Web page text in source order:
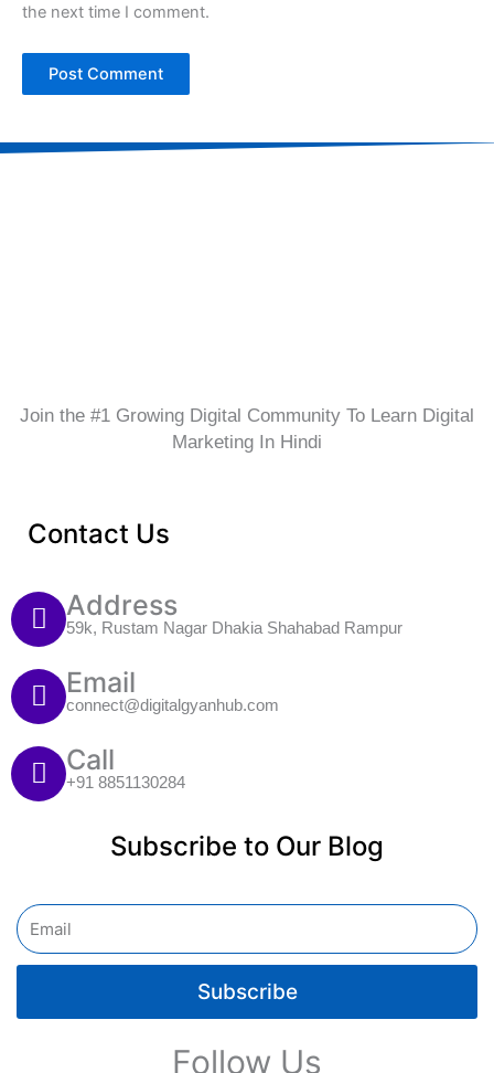
the next time I comment.
Join the #1 Growing Digital Community To Learn Digital
Marketing In Hindi
Contact Us
Address
59k, Rustam Nagar Dhakia Shahabad Rampur
Email
connect@digitalgyanhub.com
Call
+91 8851130284
Subscribe to Our Blog
Email
Subscribe
Follow Us